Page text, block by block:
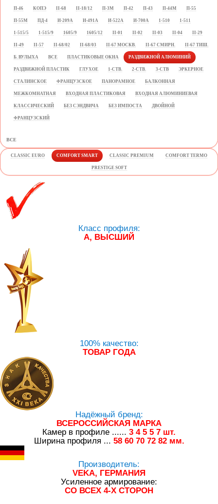
П-46 КОПЭ II-68 II-18/12 П-3М П-42 П-43 П-44М П-55
П-55М ПД-4 И-209А И-491А И-522А И-700А 1-510 1-511
1-515/5 1-515/9 1605/9 1605/12 II-01 II-02 II-03 II-04 II-29
II-49 II-57 II-68/02 II-68/03 II-67 МОСКВ. II-67 СМИРН. II-67 ТИШ.
Б. ВУЛЫХА ВСЕ ПЛАСТИКОВЫЕ ОКНА РАЗДВИЖНОЙ АЛЮМИНИЙ
РАЗДВИЖНОЙ ПЛАСТИК ГЛУХОЕ 1-СТВ. 2-СТВ. 3-СТВ ЭРКЕРНОЕ
СТАЛИНСКОЕ ФРАНЦУЗСКОЕ ПАНОРАМНОЕ БАЛКОННАЯ
МЕЖКОМНАТНАЯ ВХОДНАЯ ПЛАСТИКОВАЯ ВХОДНАЯ АЛЮМИНИЕВАЯ
КЛАССИЧЕСКИЙ БЕЗ СЭНДВИЧА БЕЗ ИМПОСТА ДВОЙНОЙ
ФРАНЦУЗСКИЙ
ВСЕ
CLASSIC EURO COMFORT SMART CLASSIC PREMIUM COMFORT TERMO
PRESTIGE SOFT
Класс профиля:
А, ВЫСШИЙ
100% качество:
ТОВАР ГОДА
Надёжный бренд:
ВСЕРОССИЙСКАЯ МАРКА
Камер в профиле ...... 3 4 5 5 7 шт.
Ширина профиля ... 58 60 70 72 82мм.
Производитель:
VEKA, ГЕРМАНИЯ
Усиленное армирование:
СО ВСЕХ 4-Х СТОРОН